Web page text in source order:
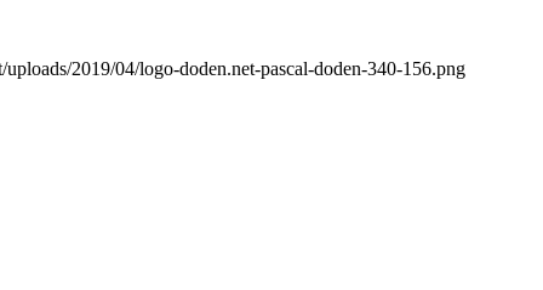
2019/04/logo-doden.net-pascal-doden-340-156.png